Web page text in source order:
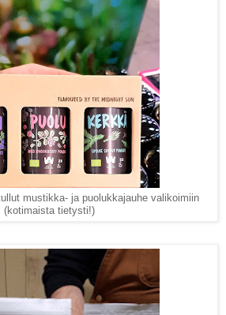
mustikka- ja puolukkajauhe valikoimiin
(kotimaista tietysti!)